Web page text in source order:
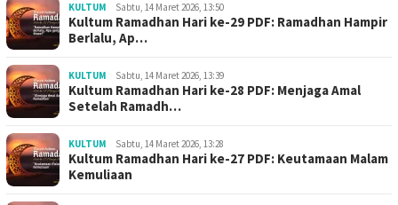
KULTUM Sabtu, 14 Maret 2026, 13:50
Kultum Ramadhan Hari ke-29 PDF: Ramadhan Hampir
Berlalu, Ap…
KULTUM Sabtu, 14 Maret 2026, 13:39
Kultum Ramadhan Hari ke-28 PDF: Menjaga Amal
Setelah Ramadh…
KULTUM Sabtu, 14 Maret 2026, 13:28
Kultum Ramadhan Hari ke-27 PDF: Keutamaan Malam
Kemuliaan